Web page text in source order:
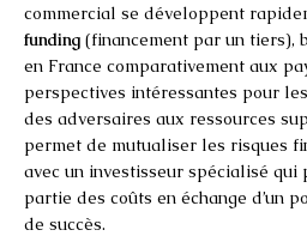
commercial se développent
funding (financement par un tiers),
en France comparativement aux
perspectives intéressantes pour
des adversaires aux ressources
permet de mutualiser les risques
avec un investisseur spécialisé
partie des coûts en échange d’un
de succès.